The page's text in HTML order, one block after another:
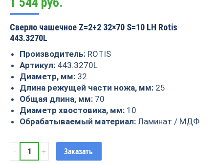
Сверло чашечное Z=2+2 32×70 S=10 LH Rotis
443.3270L
Производитель: ROTIS
Артикул: 443.3270L
Диаметр, мм: 32
Длина режущей части ножа, мм: 25
Общая длина, мм: 70
Диаметр хвостовика, мм: 10
Обрабатываемый материал: Ламинат / МДФ
Сверло
чашечное
Заказать